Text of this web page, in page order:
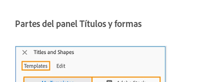
Partes del panel Títulos y formas